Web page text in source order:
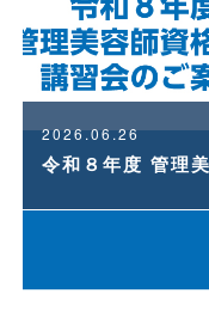
2026.06.26